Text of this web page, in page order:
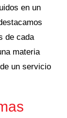
en un
de cada
materia
un servicio